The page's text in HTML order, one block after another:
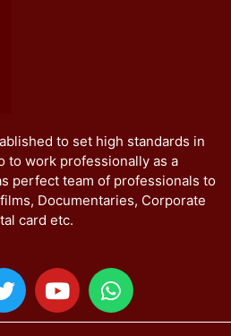
to set high standards in
to work professionally as a
perfect team of professionals to
Documentaries, Corporate
card etc.